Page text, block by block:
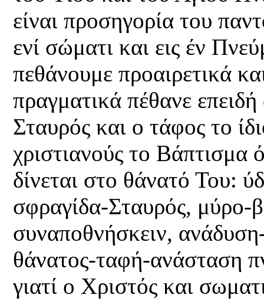
είναι προσηγορία του
ενί σώματι και εις έν
πεθάνουμε προαιρετικά
πραγματικά πέθανε
Σταυρός και ο τάφος το
χριστιανούς το Βάπτισμα
δίνεται στο θάνατό Του:
σφραγίδα-Σταυρός, μύρο-
συναποθνήσκειν,
θάνατος-ταφή-ανάσταση
γιατί ο Χριστός και